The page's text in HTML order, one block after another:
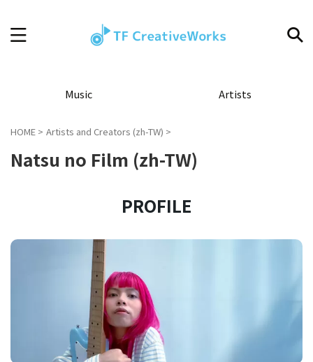
Music Artists
HOME > Artists and Creators (zh-TW) >
Natsu no Film (zh-TW)
PROFILE